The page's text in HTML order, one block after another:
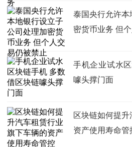
泰国央行允许本
密货币业务 但
手机企业试水
噱头撑门面
区块链如何提
资产使用寿命管